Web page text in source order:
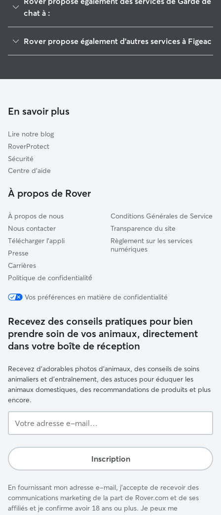
chat à :
Enne et Alzou
Lacapelle-Marival
Rignac
Gramat
Vallon
Causse et Vallées
Aurillac
Rover propose également d'autres services à Figeac
Promeneur de Chien à Figeac
En savoir plus
Lire notre blog
RoverProtect
Sécurité
Centre d'aide
À propos de Rover
À propos de nous
Nous contacter
Télécharger l'appli
Presse
Carrières
Politique de confidentialité́
Conditions Générales de Service
Transparence du site
Règlement sur les services
numériques
Vos préférences en matière de confidentialité
Recevez des conseils pratiques pour bien
prendre soin de vos animaux, directement
dans votre boîte de réception
Recevez d'adorables photos d'animaux, des conseils de soins
animaliers et d'entraînement, des astuces pour éduquer les
animaux domestiques, des recommandations de produits et plus
encore.
adresse
mail…
Inscription
En fournissant mon adresse e-mail, j'accepte de recevoir des
communications marketing de la part de Rover.com et de ses
affiliés et je confirme avoir 18 ans ou plus. Je peux me